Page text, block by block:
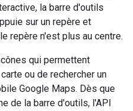
la barre d'outils
sur un repère et
repère n'est plus au centre.
qui permettent
ou de rechercher un
Google Maps. Dès que
de la barre d'outils, l'API